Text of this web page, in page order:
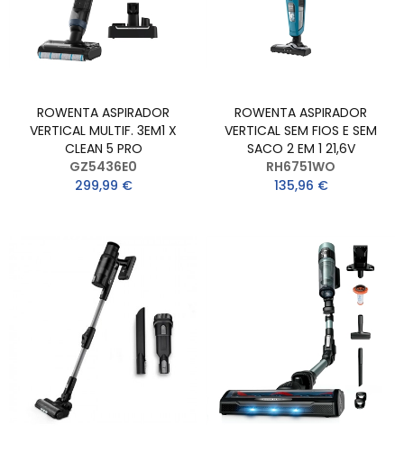
ROWENTA ASPIRADOR
VERTICAL MULTIF. 3EM1 X
CLEAN 5 PRO
GZ5436E0
299,99 €
ROWENTA ASPIRADOR
VERTICAL SEM FIOS E SEM
SACO 2 EM 1 21,6V
RH6751WO
135,96 €